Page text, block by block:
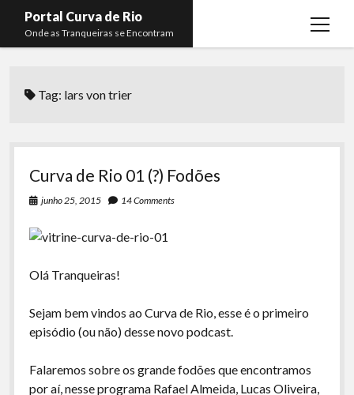
Portal Curva de Rio
Onde as Tranqueiras se Encontram
open
menu
Curva de Rio
Boca do Lixo
Rachão na Beira do RIo
Papo Tranqueira
Especiais
Membros
Rafael Almeida
Tag: lars von trier
Curva de Rio 01 (?) Fodões
junho 25, 2015 14 Comments
Olá Tranqueiras!
Sejam bem vindos ao Curva de Rio, esse é o primeiro
episódio (ou não) desse novo podcast.
Falaremos sobre os grande fodões que encontramos
por aí, nesse programa Rafael Almeida, Lucas Oliveira,